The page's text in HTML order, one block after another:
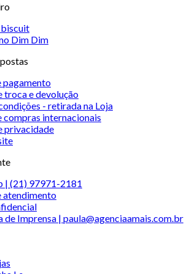
Dim Dim
pagamento
troca e devolução
- retirada na Loja
compras internacionais
privacidade
| (21) 97971-2181
atendimento
de Imprensa | paula@agenciaamais.com.br